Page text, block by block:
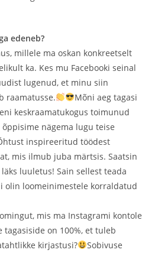
edeneb?
millele ma oskan konkreetselt
ka. Kes mu Facebooki seinal
lugenud, et minu siin
raamatusse.
Mõni aeg tagasi
keskraamatukogus toimunud
nägema lugu teise
inspireeritud töödest
mis ilmub juba märtsis. Saatsin
luuletus! Sain sellest teada
olin loomeinimestele korraldatud
mis ma Instagrami kontole
on 100%, et tuleb
kirjastusi?
Sobivuse